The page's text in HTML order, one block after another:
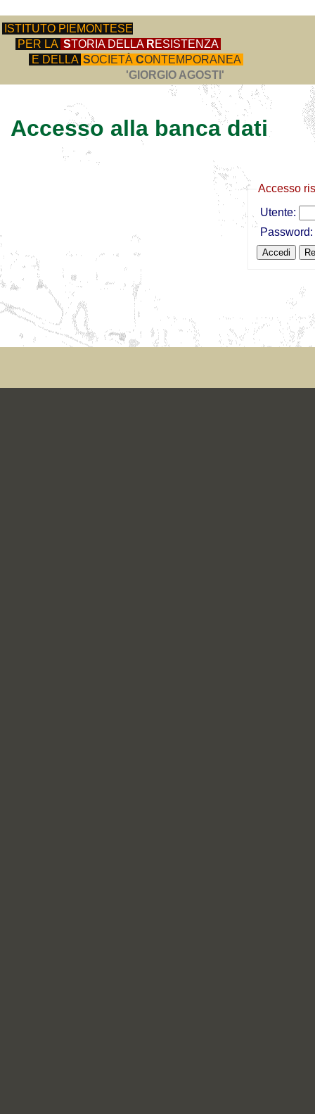
ISTITUTO PIEMONTESE
PER LA STORIA DELLA RESISTENZA
E DELLA SOCIETÀ CONTEMPORANEA
'GIORGIO AGOSTI'
Accesso alla banca dati
Accesso
Utente:
Password: